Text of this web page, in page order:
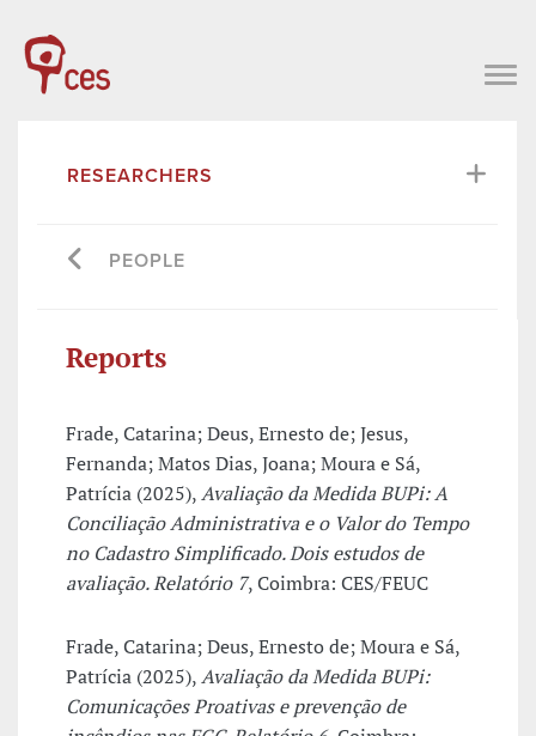
RESEARCHERS
PEOPLE
Reports
Frade, Catarina; Deus, Ernesto de; Jesus,
Fernanda; Matos Dias, Joana; Moura e Sá,
Patrícia (2025),Avaliação da Medida BUPi: A
Conciliação Administrativa e o Valor do Tempo
no Cadastro Simplificado. Dois estudos de
avaliação. Relatório 7, Coimbra: CES/FEUC
Frade, Catarina; Deus, Ernesto de; Moura e Sá,
Patrícia (2025),Avaliação da Medida BUPi:
Comunicações Proativas e prevenção de